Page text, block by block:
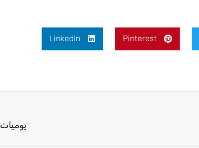
Pinterest
LinkedIn
يوميات